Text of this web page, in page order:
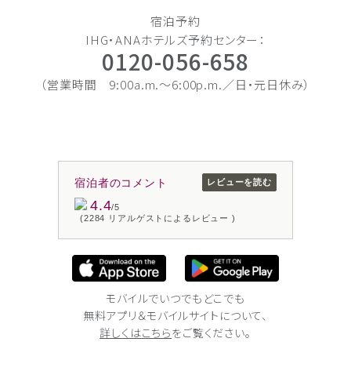
宿泊予約
IHG・ANAホテルズ予約センター：
0120-056-658
（営業時間 9:00a.m.〜6:00p.m.／日・元日休み）
宿泊者のコメント
4.4/5
(2284 リアルゲストによるレビュー )
レビューを読む
モバイルでいつでもどこでも
無料アプリ＆モバイルサイトについて、
詳しくはこちらをご覧ください。